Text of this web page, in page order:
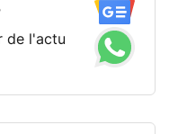
de l'actu